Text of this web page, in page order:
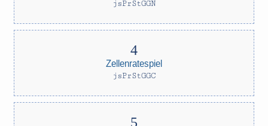
jsPrStGGN
Zellenratespiel
jsPrStGGC